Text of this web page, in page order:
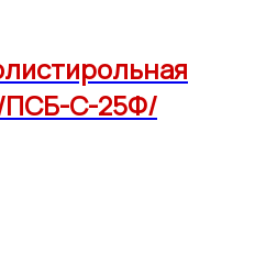
ПСБ-С-25Ф/